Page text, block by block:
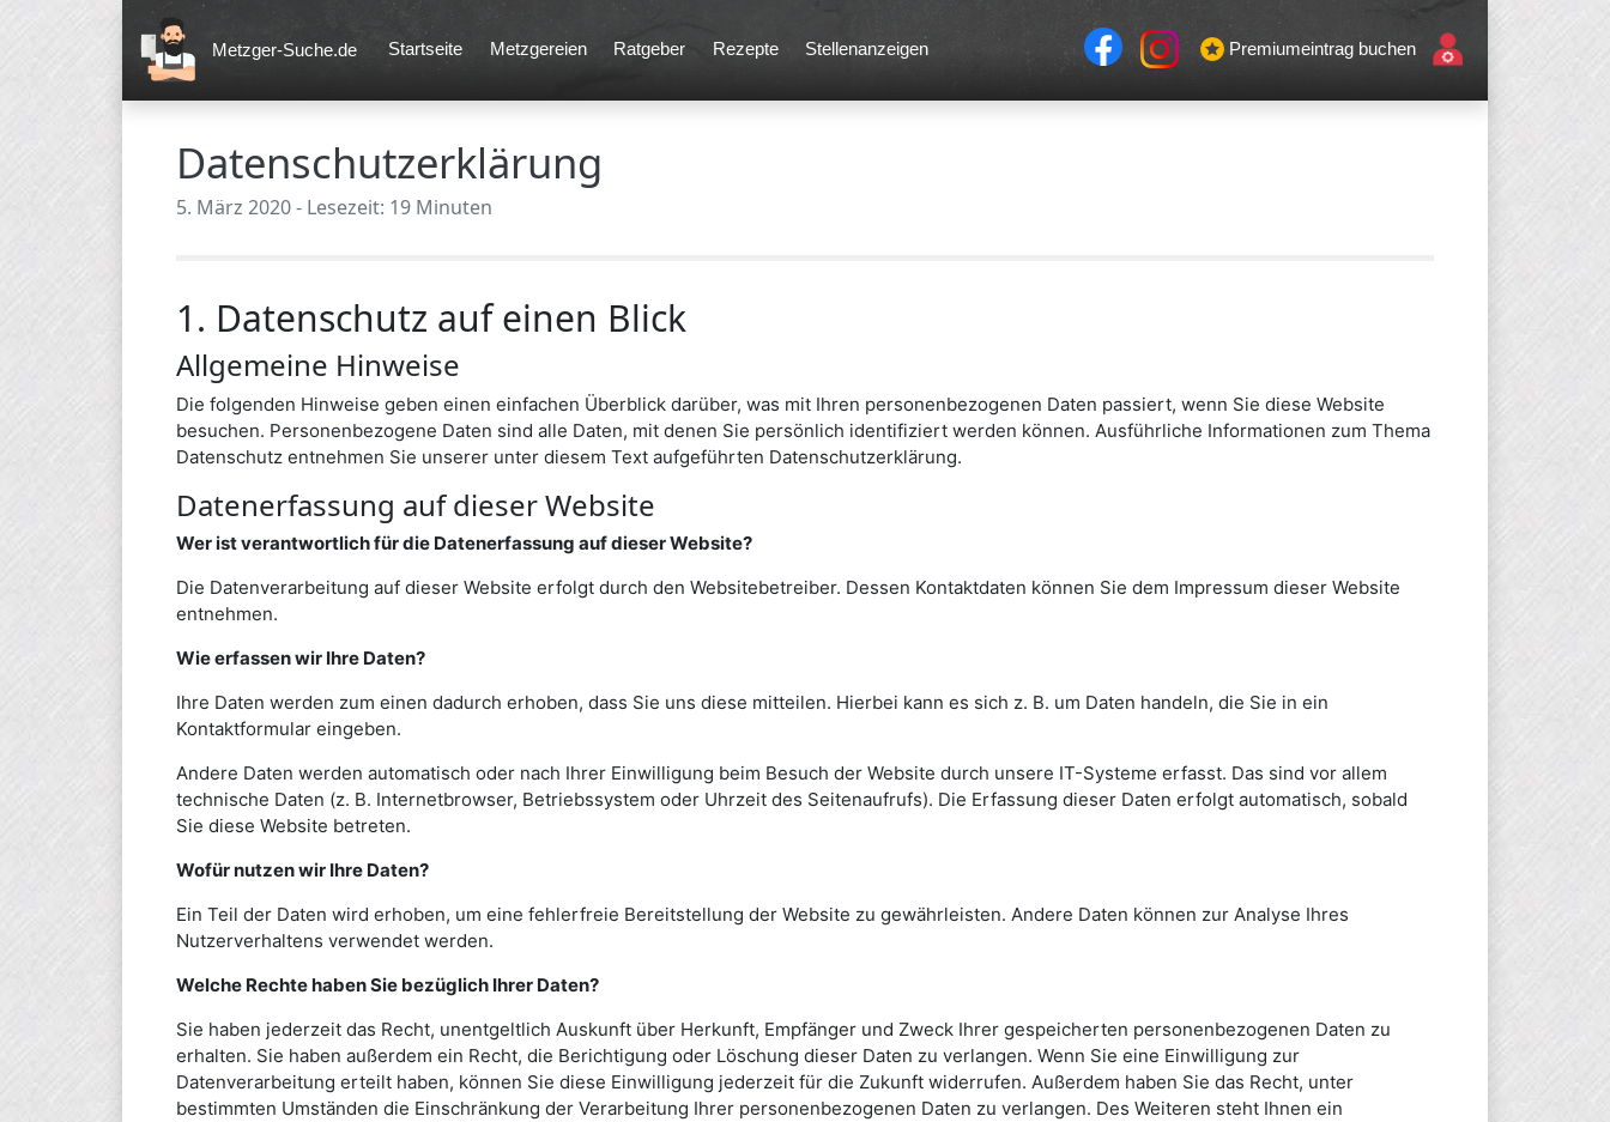
Metzger-Suche.de Startseite Metzgereien Ratgeber Rezepte Stellenanzeigen Premiumeintrag buchen
Datenschutzerklärung
5. März 2020 - Lesezeit: 19 Minuten
1. Datenschutz auf einen Blick
Allgemeine Hinweise
Die folgenden Hinweise geben einen einfachen Überblick darüber, was mit Ihren personenbezogenen Daten passiert, wenn Sie diese Website
besuchen. Personenbezogene Daten sind alle Daten, mit denen Sie persönlich identifiziert werden können. Ausführliche Informationen zum Thema
Datenschutz entnehmen Sie unserer unter diesem Text aufgeführten Datenschutzerklärung.
Datenerfassung auf dieser Website
Wer ist verantwortlich für die Datenerfassung auf dieser Website?
Die Datenverarbeitung auf dieser Website erfolgt durch den Websitebetreiber. Dessen Kontaktdaten können Sie dem Impressum dieser Website
entnehmen.
Wie erfassen wir Ihre Daten?
Ihre Daten werden zum einen dadurch erhoben, dass Sie uns diese mitteilen. Hierbei kann es sich z. B. um Daten handeln, die Sie in ein
Kontaktformular eingeben.
Andere Daten werden automatisch oder nach Ihrer Einwilligung beim Besuch der Website durch unsere IT-Systeme erfasst. Das sind vor allem
technische Daten (z. B. Internetbrowser, Betriebssystem oder Uhrzeit des Seitenaufrufs). Die Erfassung dieser Daten erfolgt automatisch, sobald
Sie diese Website betreten.
Wofür nutzen wir Ihre Daten?
Ein Teil der Daten wird erhoben, um eine fehlerfreie Bereitstellung der Website zu gewährleisten. Andere Daten können zur Analyse Ihres
Nutzerverhaltens verwendet werden.
Welche Rechte haben Sie bezüglich Ihrer Daten?
Sie haben jederzeit das Recht, unentgeltlich Auskunft über Herkunft, Empfänger und Zweck Ihrer gespeicherten personenbezogenen Daten zu
erhalten. Sie haben außerdem ein Recht, die Berichtigung oder Löschung dieser Daten zu verlangen. Wenn Sie eine Einwilligung zur
Datenverarbeitung erteilt haben, können Sie diese Einwilligung jederzeit für die Zukunft widerrufen. Außerdem haben Sie das Recht, unter
bestimmten Umständen die Einschränkung der Verarbeitung Ihrer personenbezogenen Daten zu verlangen. Des Weiteren steht Ihnen ein